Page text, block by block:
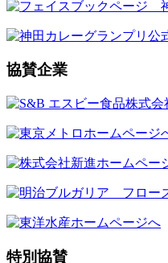
協賛企業
特別協賛